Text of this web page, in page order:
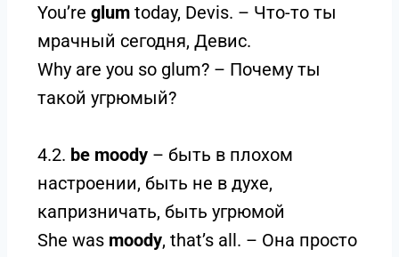
You’re glum today, Devis. – Что-то ты
мрачный сегодня, Девис.
Why are you so glum? – Почему ты
такой угрюмый?
4.2. be moody – быть в плохом
настроении, быть не в духе,
капризничать, быть угрюмой
She was moody, that’s all. – Она просто